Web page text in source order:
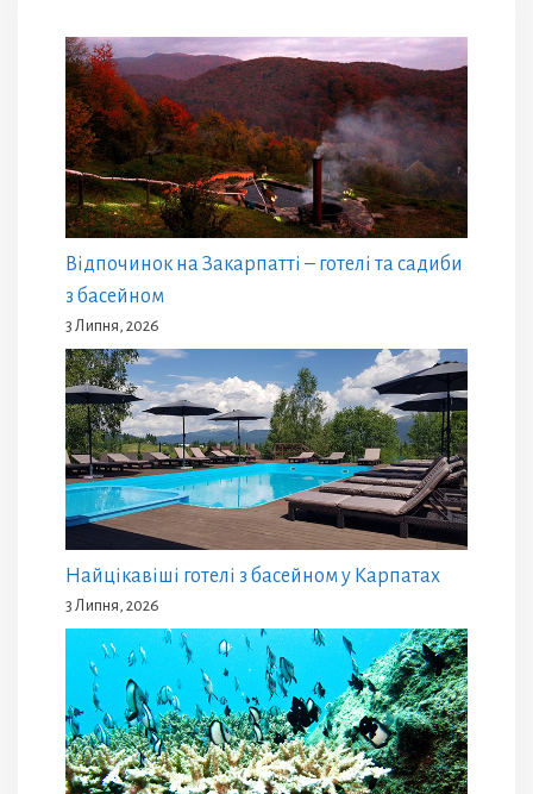
Відпочинок на Закарпатті – готелі та садиби
з басейном
3 Липня, 2026
Найцікавіші готелі з басейном у Карпатах
3 Липня, 2026